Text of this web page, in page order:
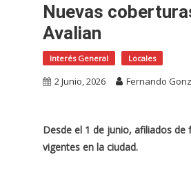
Nuevas
Avalian
Interés General Locales
2 Junio, 2026 Fernando
Desde el 1 de junio, afiliados de
vigentes en la ciudad.